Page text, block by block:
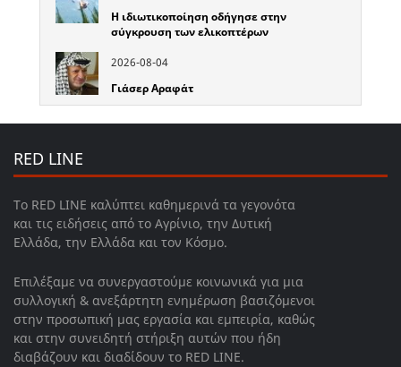
Η ιδιωτικοποίηση οδήγησε στην
σύγκρουση των ελικοπτέρων
2026-08-04
Γιάσερ Αραφάτ
RED LINE
Το RED LINE καλύπτει καθημερινά τα γεγονότα
και τις ειδήσεις από το Αγρίνιο, την Δυτική
Ελλάδα, την Ελλάδα και τον Κόσμο.
Επιλέξαμε να συνεργαστούμε κοινωνικά για μια
συλλογική & ανεξάρτητη ενημέρωση βασιζόμενοι
στην προσωπική μας εργασία και εμπειρία, καθώς
και στην συνειδητή στήριξη αυτών που ήδη
διαβάζουν και διαδίδουν το RED LINE.